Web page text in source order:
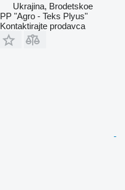
Ukrajina, Brodetskoe
PP "Agro - Teks Plyus"
Kontaktirajte prodavca